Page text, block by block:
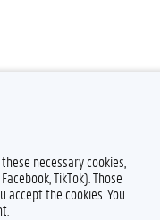
necessary cookies,
TikTok). Those
the cookies. You